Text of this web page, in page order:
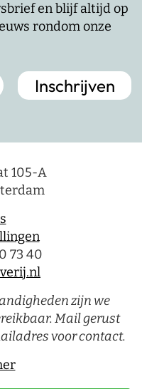
en blijf altijd op
rondom onze
105-A
73 40
zijn we
Mail gerust
voor contact.